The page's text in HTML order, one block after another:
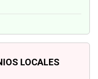
LOCALES